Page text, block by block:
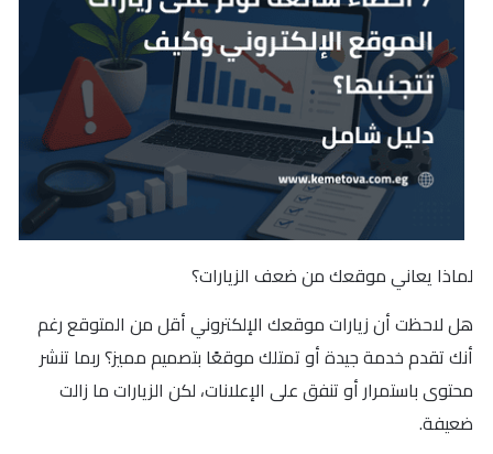
لماذا يعاني موقعك من ضعف الزيارات؟
هل لاحظت أن زيارات موقعك الإلكتروني أقل من المتوقع رغم
أنك تقدم خدمة جيدة أو تمتلك موقعًا بتصميم مميز؟ ربما تنشر
محتوى باستمرار أو تنفق على الإعلانات، لكن الزيارات ما زالت
ضعيفة.